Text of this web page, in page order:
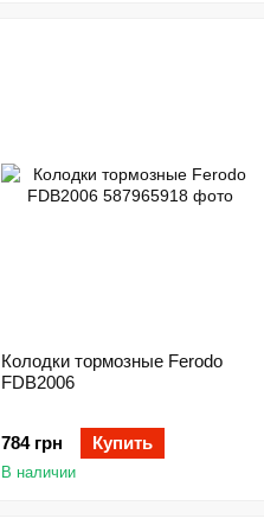
Колодки тормозные Ferodo
FDB2006
784 грн Купить
В наличии